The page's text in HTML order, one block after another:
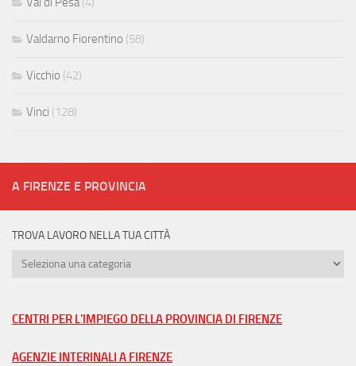
Valdarno Fiorentino (58)
Vicchio (42)
Vinci (128)
A FIRENZE E PROVINCIA
TROVA LAVORO NELLA TUA CITTÀ
Trova
tua
CENTRI PER L'IMPIEGO DELLA PROVINCIA DI FIRENZE
AGENZIE INTERINALI A FIRENZE